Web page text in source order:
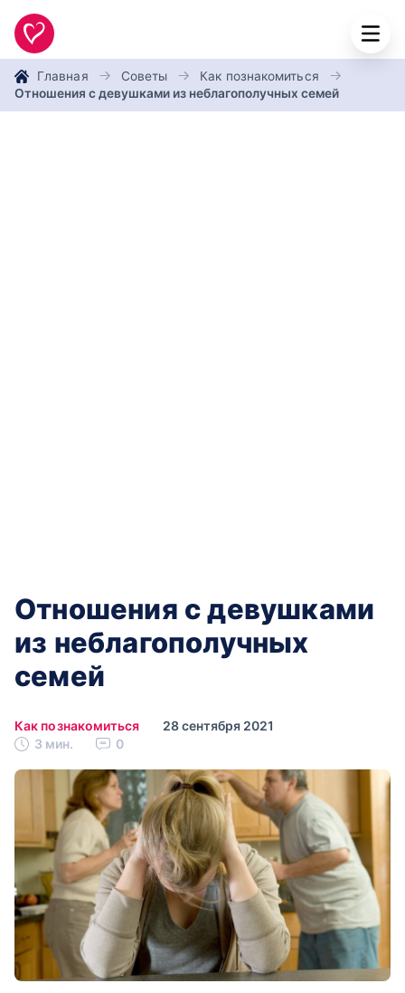
Главная Советы
Как познакомиться
Отношения с девушками из неблагополучных семей
Отношения с девушками
из неблагополучных
семей
Как познакомиться
28 сентября 2021
3 мин.
0